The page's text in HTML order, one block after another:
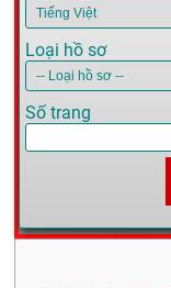
Loại hồ sơ
Số trang